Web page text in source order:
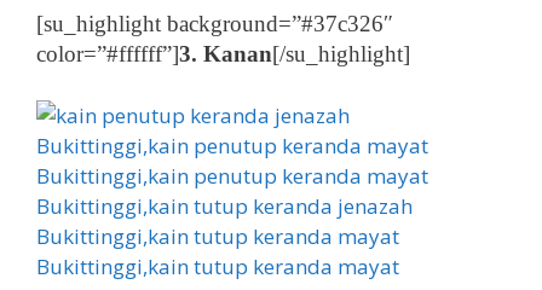
[su_highlight background=”#37c326″
color=”#ffffff”]3. Kanan[/su_highlight]